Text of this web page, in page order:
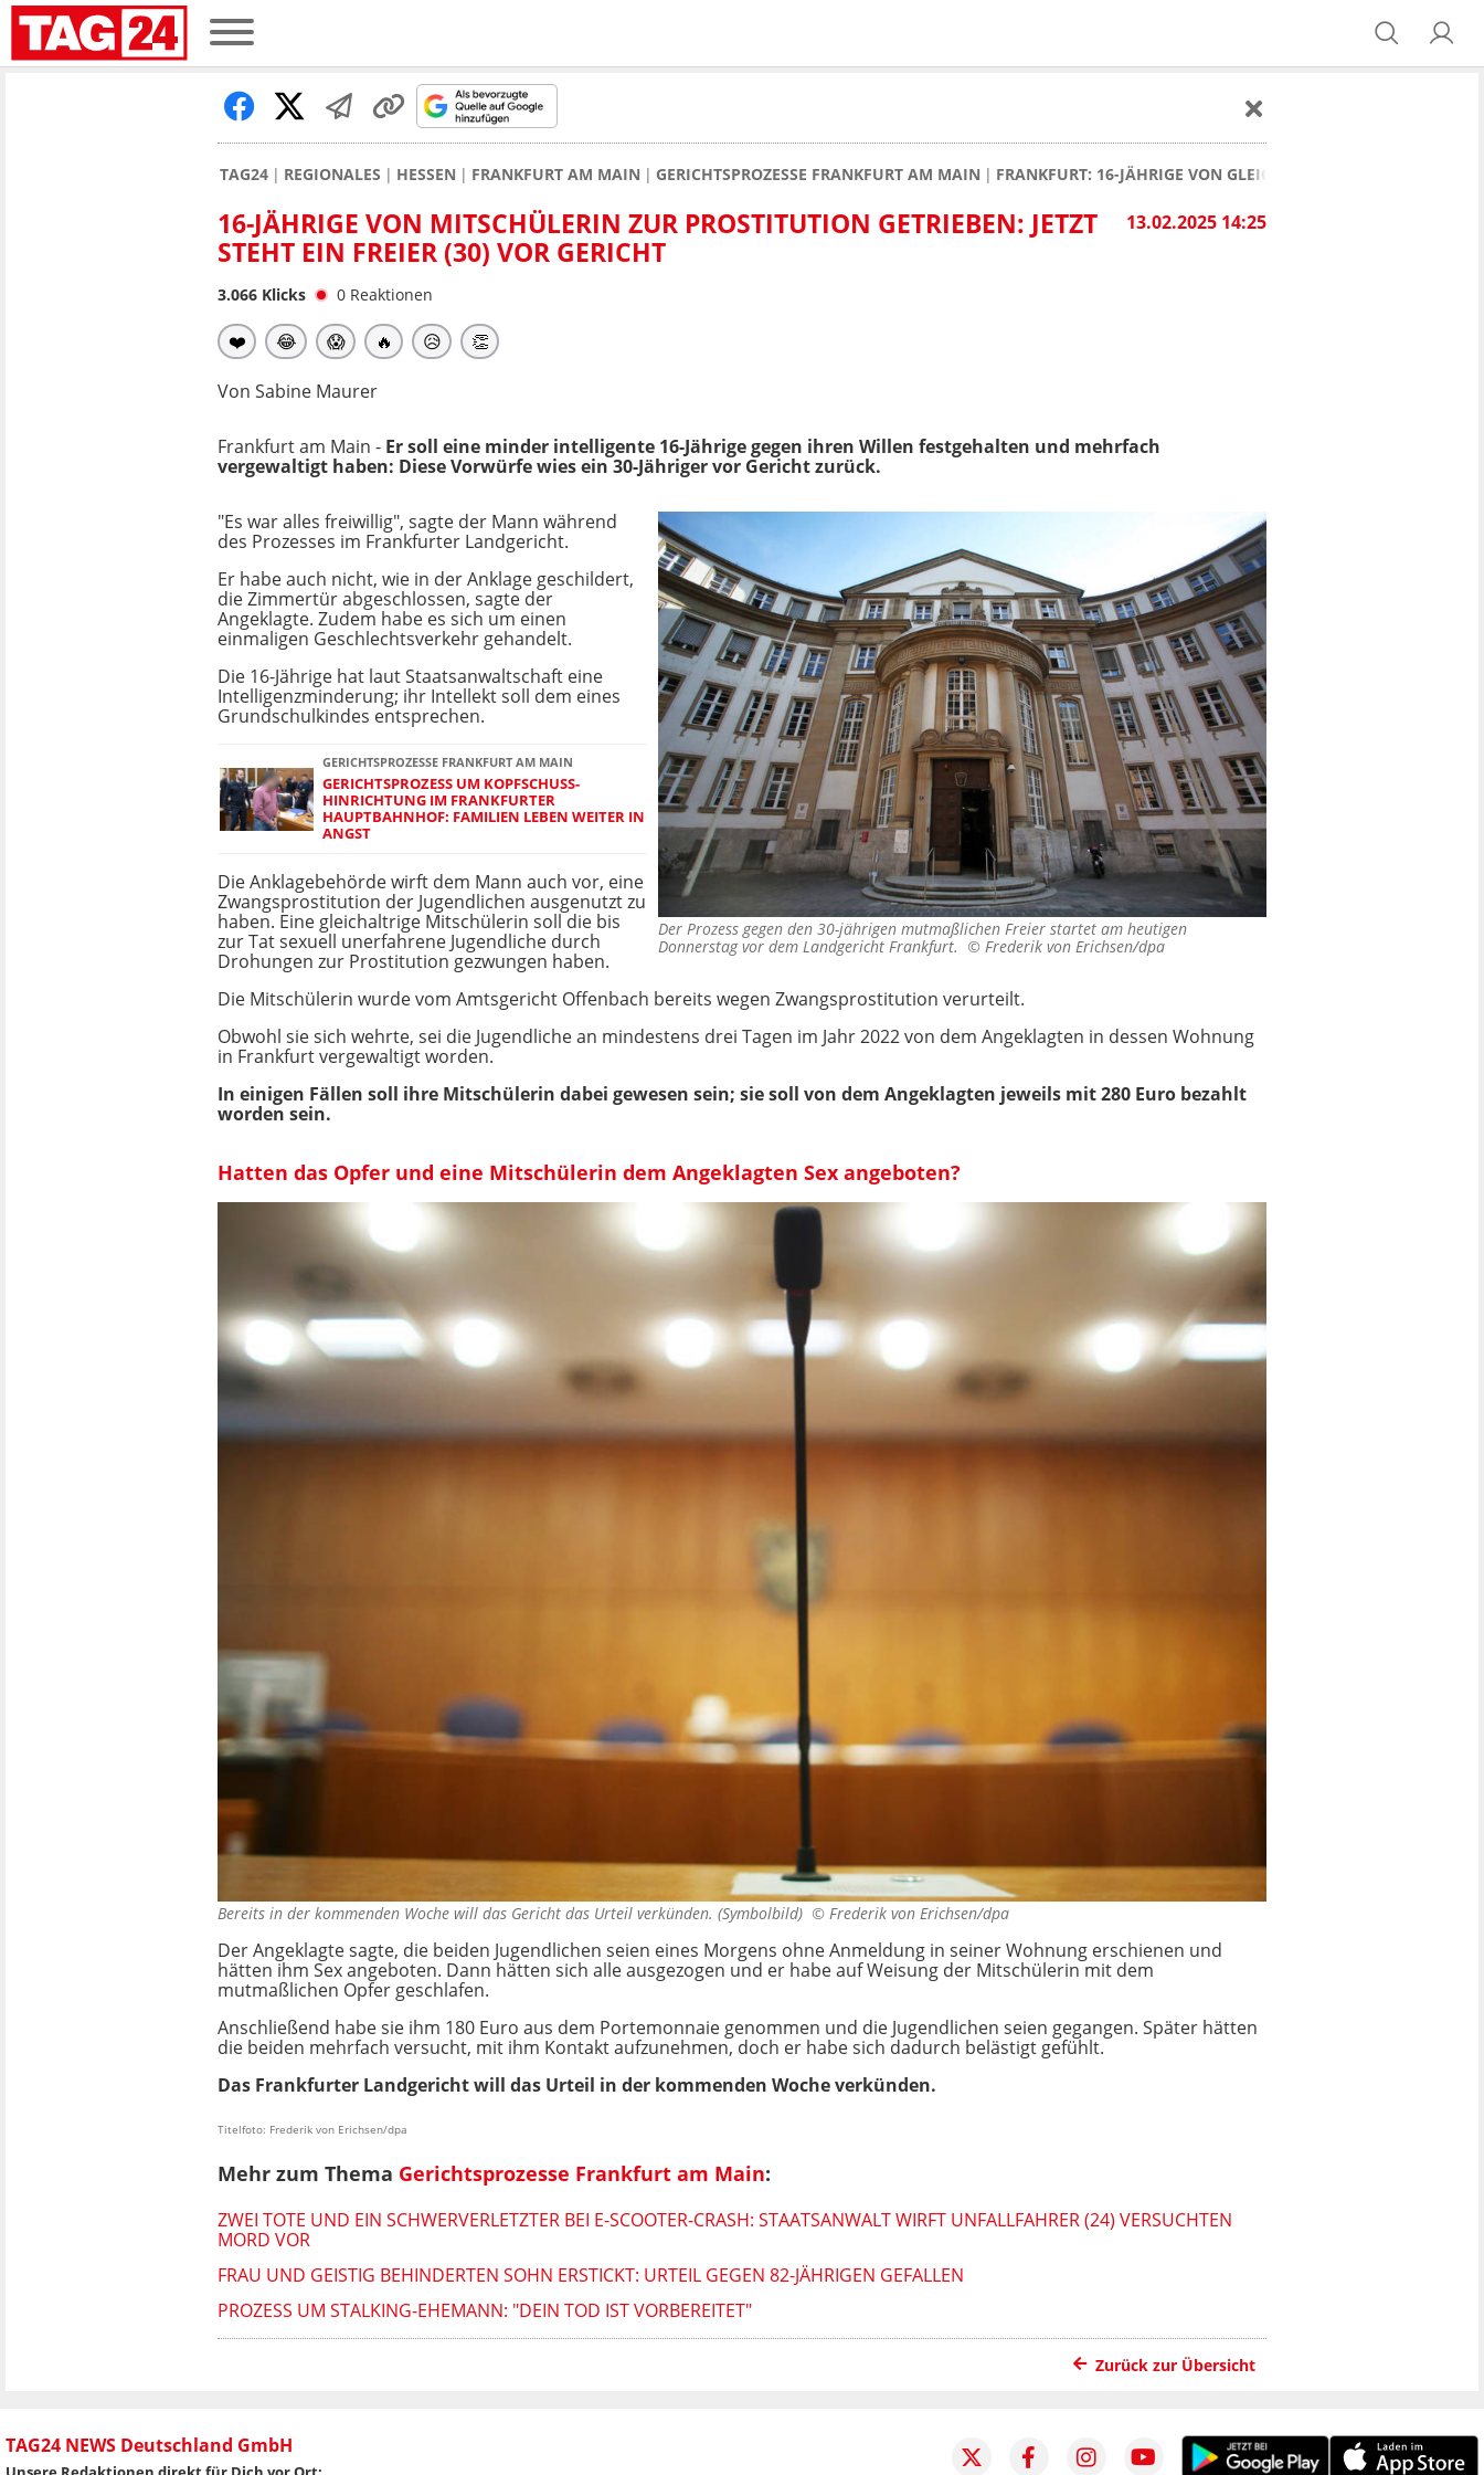
TAG24 REGIONALES HESSEN FRANKFURT AM MAIN GERICHTSPROZESSE FRANKFURT AM MAIN FRANKFURT: 16-JÄHRIGE VON GLEICHALTRIGEN ZUR
13.02.2025 14:25
16-JÄHRIGE VON MITSCHÜLERIN ZUR PROSTITUTION GETRIEBEN: JETZT
STEHT EIN FREIER (30) VOR GERICHT
3.066 Klicks 0 Reaktionen
❤️ 😂 😱 🔥 😥 👏
Von Sabine Maurer
Frankfurt am Main - Er soll eine minder intelligente 16-Jährige gegen ihren Willen festgehalten und mehrfach
vergewaltigt haben: Diese Vorwürfe wies ein 30-Jähriger vor Gericht zurück.
Der Prozess gegen den 30-jährigen mutmaßlichen Freier startet am heutigen
Donnerstag vor dem Landgericht Frankfurt. © Frederik von Erichsen/dpa
"Es war alles freiwillig", sagte der Mann während
des Prozesses im Frankfurter Landgericht.
Er habe auch nicht, wie in der Anklage geschildert,
die Zimmertür abgeschlossen, sagte der
Angeklagte. Zudem habe es sich um einen
einmaligen Geschlechtsverkehr gehandelt.
Die 16-Jährige hat laut Staatsanwaltschaft eine
Intelligenzminderung; ihr Intellekt soll dem eines
Grundschulkindes entsprechen.
GERICHTSPROZESSE FRANKFURT AM MAIN
GERICHTSPROZESS UM KOPFSCHUSS-
HINRICHTUNG IM FRANKFURTER
HAUPTBAHNHOF: FAMILIEN LEBEN WEITER IN
ANGST
Die Anklagebehörde wirft dem Mann auch vor, eine
Zwangsprostitution der Jugendlichen ausgenutzt zu
haben. Eine gleichaltrige Mitschülerin soll die bis
zur Tat sexuell unerfahrene Jugendliche durch
Drohungen zur Prostitution gezwungen haben.
Die Mitschülerin wurde vom Amtsgericht Offenbach bereits wegen Zwangsprostitution verurteilt.
Obwohl sie sich wehrte, sei die Jugendliche an mindestens drei Tagen im Jahr 2022 von dem Angeklagten in dessen Wohnung
in Frankfurt vergewaltigt worden.
In einigen Fällen soll ihre Mitschülerin dabei gewesen sein; sie soll von dem Angeklagten jeweils mit 280 Euro bezahlt
worden sein.
Hatten das Opfer und eine Mitschülerin dem Angeklagten Sex angeboten?
Bereits in der kommenden Woche will das Gericht das Urteil verkünden. (Symbolbild) © Frederik von Erichsen/dpa
Der Angeklagte sagte, die beiden Jugendlichen seien eines Morgens ohne Anmeldung in seiner Wohnung erschienen und
hätten ihm Sex angeboten. Dann hätten sich alle ausgezogen und er habe auf Weisung der Mitschülerin mit dem
mutmaßlichen Opfer geschlafen.
Anschließend habe sie ihm 180 Euro aus dem Portemonnaie genommen und die Jugendlichen seien gegangen. Später hätten
die beiden mehrfach versucht, mit ihm Kontakt aufzunehmen, doch er habe sich dadurch belästigt gefühlt.
Das Frankfurter Landgericht will das Urteil in der kommenden Woche verkünden.
Titelfoto: Frederik von Erichsen/dpa
Mehr zum Thema Gerichtsprozesse Frankfurt am Main:
ZWEI TOTE UND EIN SCHWERVERLETZTER BEI E-SCOOTER-CRASH: STAATSANWALT WIRFT UNFALLFAHRER (24) VERSUCHTEN
MORD VOR
FRAU UND GEISTIG BEHINDERTEN SOHN ERSTICKT: URTEIL GEGEN 82-JÄHRIGEN GEFALLEN
PROZESS UM STALKING-EHEMANN: "DEIN TOD IST VORBEREITET"
Zurück zur Übersicht
TAG24 NEWS Deutschland GmbH